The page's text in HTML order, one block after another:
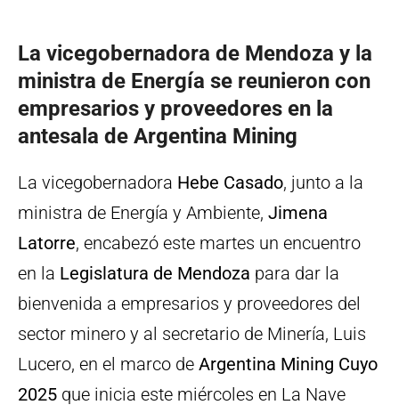
La vicegobernadora de Mendoza y la
ministra de Energía se reunieron con
empresarios y proveedores en la
antesala de Argentina Mining
La vicegobernadora Hebe Casado, junto a la
ministra de Energía y Ambiente, Jimena
Latorre, encabezó este martes un encuentro
en la Legislatura de Mendoza para dar la
bienvenida a empresarios y proveedores del
sector minero y al secretario de Minería, Luis
Lucero, en el marco de Argentina Mining Cuyo
2025 que inicia este miércoles en La Nave